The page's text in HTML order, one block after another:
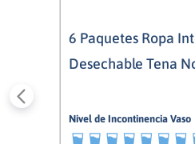
6 Paquetes Ropa
Desechable Tena
Nivel de Incontinencia Vaso
9/10